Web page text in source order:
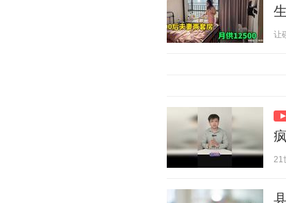
让
21